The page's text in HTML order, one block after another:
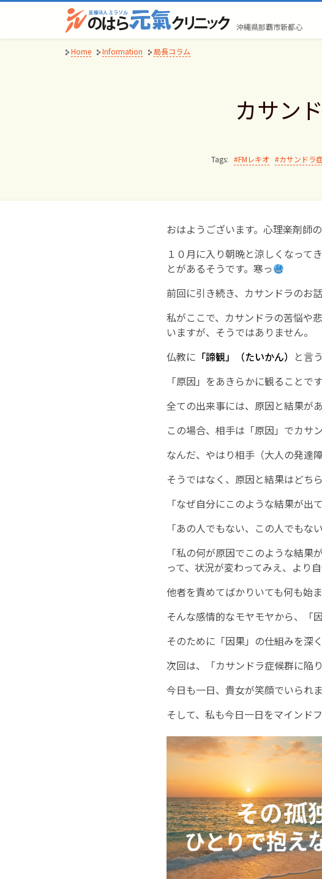
Skip
content
沖縄県那覇市新都心
Home Information 局長コラム
カサン
Tags:
FMレキオ カサンドラ
おはようございます。心理楽剤師の
１０月に入り朝晩と涼しくなって
とがあるそうです。寒っ
前回に引き続き、カサンドラのお話
私がここで、カサンドラの苦悩や
いますが、そうではありません。
仏教に 「諦観」（たいかん） と言
「原因」をあきらかに観ることです
全ての出来事には、原因と結果があ
この場合、相手は「原因」でカサ
なんだ、やはり相手（大人の発達
そうではなく、原因と結果はどち
「なぜ自分にこのような結果が出
「あの人でもない、この人でもな
「私の何が原因でこのような結
って、状況が変わってみえ、より
他者を責めてばかりいても何も始
そんな感情的なモヤモヤから、「
そのために「因果」の仕組みを深
次回は、「カサンドラ症候群に陥
今日も一日、貴女が笑顔でいられ
そして、私も今日一日をマインド